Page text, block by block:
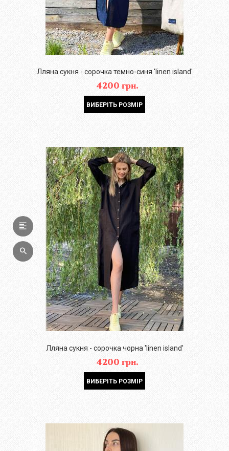
Лляна сукня - сорочка темно-синя 'linen island'
4200 грн.
ВИБЕРІТЬ РОЗМІР
Лляна сукня - сорочка чорна 'linen island'
4200 грн.
ВИБЕРІТЬ РОЗМІР